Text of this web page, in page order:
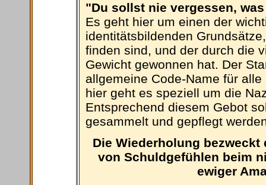
"Du sollst nie vergessen,
Es geht hier um einen der
identitätsbildenden
finden sind, und der durch die
Gewicht gewonnen hat. Der
allgemeine Code-Name für
hier geht es speziell um die
Entsprechend diesem Gebot
gesammelt und gepflegt
Die Wiederholung
von Schuldgefühlen beim
ewiger